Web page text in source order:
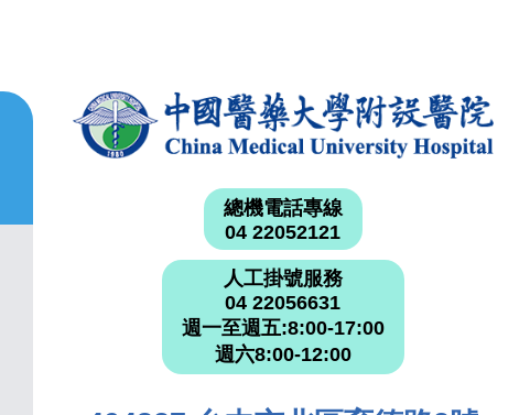
總機電話專線
04 22052121
人工掛號服務
04 22056631
週一至週五:8:00-17:00
週六8:00-12:00